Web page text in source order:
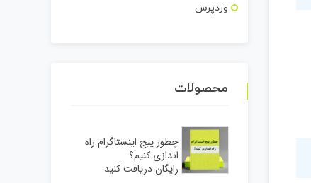
وردپرس
محصولات
چطور پیج اینستاگرام راه
اندازی کنیم؟
رایگان دریافت کنید